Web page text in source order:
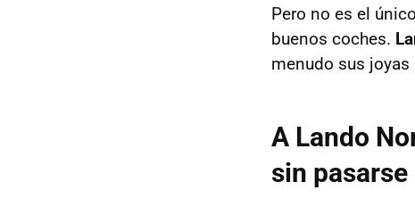
Pero no es el
buenos coches.
menudo sus
A Lando
sin pasarse